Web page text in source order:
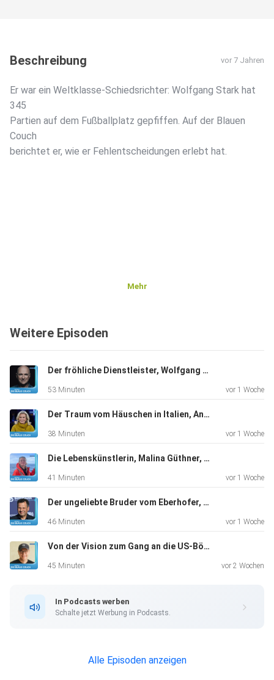
Beschreibung vor 7 Jahren
Er war ein Weltklasse-Schiedsrichter: Wolfgang Stark hat
345
Partien auf dem Fußballplatz gepfiffen. Auf der Blauen
Couch
berichtet er, wie er Fehlentscheidungen erlebt hat.
Mehr
Weitere Episoden
Der fröhliche Dienstleister, Wolfgang Krebs, Kabarettist, "Ich bin dankbar für alles, was ich habe".
53 Minuten vor 1 Woche
Der Traum vom Häuschen in Italien, Andrea L'Arronge, Schauspielerin, "Das Erste, was ich morgens sehe, ist der Zitronenbaum."
38 Minuten vor 1 Woche
Die Lebenskünstlerin, Malina Güthner, Wal-Tour-Guide und mehr, "Ich hatte auf jeden Fall total viel Angst"
41 Minuten vor 1 Woche
Der ungeliebte Bruder vom Eberhofer, Gerhard Wittmann, Schauspieler, "Ich hatte keinen Plan B"
46 Minuten vor 1 Woche
Von der Vision zum Gang an die US-Börse, Markus Pflitsch, Tech-Unternehmer, "Kein Plan B, that’s me"
45 Minuten vor 2 Wochen
In Podcasts werben
Schalte jetzt Werbung in Podcasts.
Alle Episoden anzeigen